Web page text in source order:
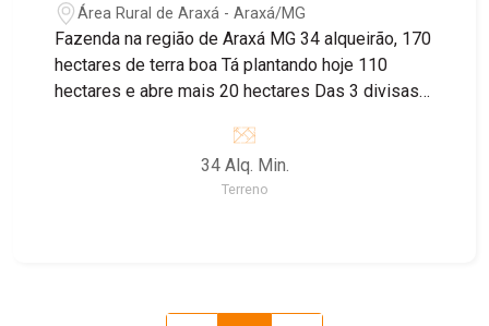
Área Rural de Araxá - Araxá/MG
Fazenda na região de Araxá MG 34 alqueirão, 170
hectares de terra boa Tá plantando hoje 110
hectares e abre mais 20 hectares Das 3 divisas
1000 mts de altitude R$ 16.000.000,00
34 Alq. Min.
Terreno